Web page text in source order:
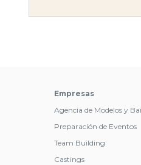
Empresas
Agencia de Modelos y
Preparación de Eventos
Team Building
Castings